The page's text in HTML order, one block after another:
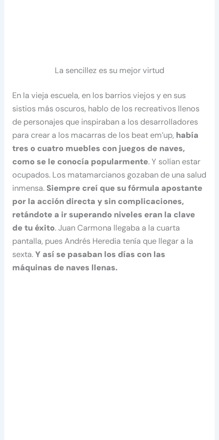
La sencillez es su mejor virtud
En la vieja escuela, en los barrios viejos y en sus
sistios más oscuros, hablo de los recreativos llenos
de personajes que inspiraban a los desarrolladores
para crear a los macarras de los beat em’up, había
tres o cuatro muebles con juegos de naves,
como se le conocía popularmente. Y solían estar
ocupados. Los matamarcianos gozaban de una salud
inmensa. Siempre creí que su fórmula apostante
por la acción directa y sin complicaciones,
retándote a ir superando niveles eran la clave
de tu éxito. Juan Carmona llegaba a la cuarta
pantalla, pues Andrés Heredia tenía que llegar a la
sexta.Y así se pasaban los días con las
máquinas de naves llenas.